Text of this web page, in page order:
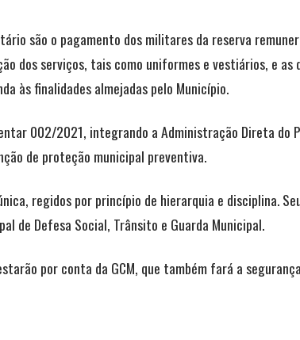
são o pagamento dos militares da reserva
dos serviços, tais como uniformes e vestiários, e as
às finalidades almejadas pelo Município.
002/2021, integrando a Administração Direta do
de proteção municipal preventiva.
regidos por princípio de hierarquia e disciplina.
de Defesa Social, Trânsito e Guarda Municipal.
por conta da GCM, que também fará a